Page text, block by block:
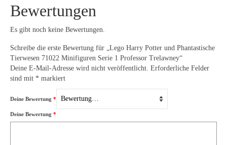
Bewertungen
Es gibt noch keine Bewertungen.
Schreibe die erste Bewertung für „Lego Harry Potter und Phantastische
Tierwesen 71022 Minifiguren Serie 1 Professor Trelawney“
Deine E-Mail-Adresse wird nicht veröffentlicht. Erforderliche Felder
sind mit * markiert
Deine Bewertung *
Deine Bewertung *